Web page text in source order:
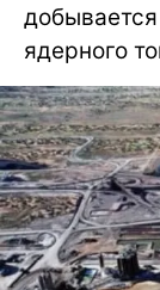
ядерного